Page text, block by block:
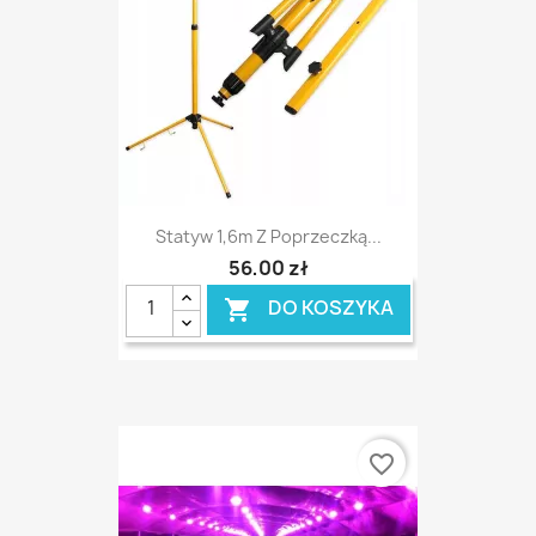
Statyw 1,6m Z Poprzeczką...
56,00 zł
 DO KOSZYKA
favorite_border